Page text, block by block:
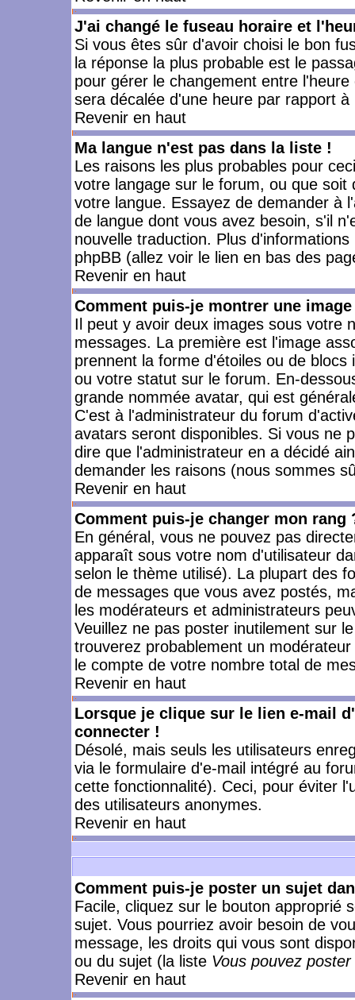
J'ai changé le fuseau horaire et
Si vous êtes sûr d'avoir choisi le bon
la réponse la plus probable est le
pour gérer le changement entre
sera décalée d'une heure par rapport à
Revenir en haut
Ma langue n'est pas dans la liste !
Les raisons les plus probables pour
votre langage sur le forum, ou que
votre langue. Essayez de demander à
de langue dont vous avez besoin, s'il
nouvelle traduction. Plus
phpBB (allez voir le lien en bas des
Revenir en haut
Comment puis-je montrer une
Il peut y avoir deux images sous votre
messages. La première est l'image
prennent la forme d'étoiles ou de
ou votre statut sur le forum. En-
grande nommée avatar, qui est
C'est à l'administrateur du forum
avatars seront disponibles. Si vous ne
dire que l'administrateur en a décidé
demander les raisons (nous sommes
Revenir en haut
Comment puis-je changer mon rang
En général, vous ne pouvez pas
apparaît sous votre nom d'utilisateur
selon le thème utilisé). La plupart des
de messages que vous avez postés,
les modérateurs et administrateurs
Veuillez ne pas poster inutilement sur
trouverez probablement un
le compte de votre nombre total de
Revenir en haut
Lorsque je clique sur le lien e-mail
connecter !
Désolé, mais seuls les utilisateurs
via le formulaire d'e-mail intégré au
cette fonctionnalité). Ceci, pour éviter
des utilisateurs anonymes.
Revenir en haut
Comment puis-je poster un sujet
Facile, cliquez sur le bouton approprié
sujet. Vous pourriez avoir besoin de
message, les droits qui vous sont
ou du sujet (la liste Vous pouvez
Revenir en haut